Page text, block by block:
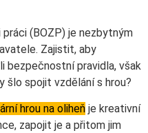
(BOZP) je nezbytným
Zajistit, aby
bezpečnostní pravidla, však
šlo spojit vzdělání s hrou?
hrou na oliheň je kreativní
zapojit je a přitom jim